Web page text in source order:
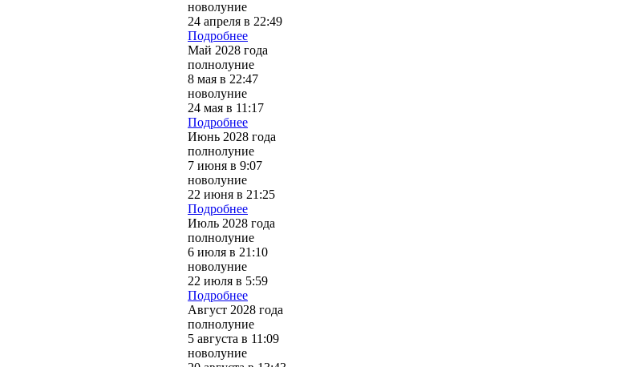
новолуние
24 апреля в 22:49
Подробнее
Май 2028 года
полнолуние
8 мая в 22:47
новолуние
24 мая в 11:17
Подробнее
Июнь 2028 года
полнолуние
7 июня в 9:07
новолуние
22 июня в 21:25
Подробнее
Июль 2028 года
полнолуние
6 июля в 21:10
новолуние
22 июля в 5:59
Подробнее
Август 2028 года
полнолуние
5 августа в 11:09
новолуние